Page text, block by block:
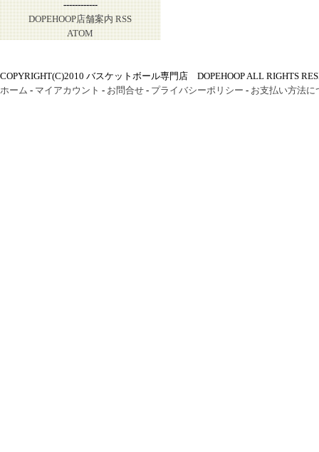
------------
DOPEHOOP店舗案内 RSS
ATOM
COPYRIGHT(C)2010 バスケットボール専門店 DOPEHOOP ALL RIGHTS
ホーム - マイアカウント - お問合せ - プライバシーポリシー - お支払い方法に